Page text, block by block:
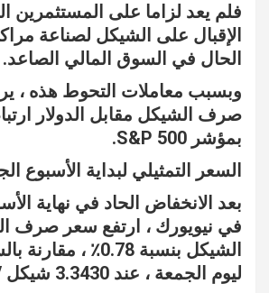
فلم يعد لزاما على المستثمرين
الإقبال على الشيكل لصناعة
الحال في السوق المالي الصاعد.
وبسبب معاملات التحوط هذه ،
صرف الشيكل مقابل الدولار
بمؤشر S&P 500.
السعر التمثيلي لبداية الأسبوع
بعد الانخفاض الحاد في نهاية
في نيويورك ، ارتفع سعر صرف
الشيكل بنسبة 0.78٪ ،
ليوم الجمعة ، عند 3.3430 شيكل / دولار.